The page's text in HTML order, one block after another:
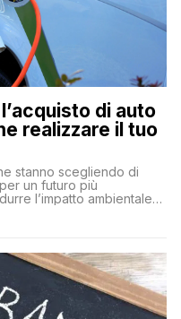
di auto
realizzare il tuo
stanno scegliendo di
un futuro più
l’impatto ambientale,
come minori costi